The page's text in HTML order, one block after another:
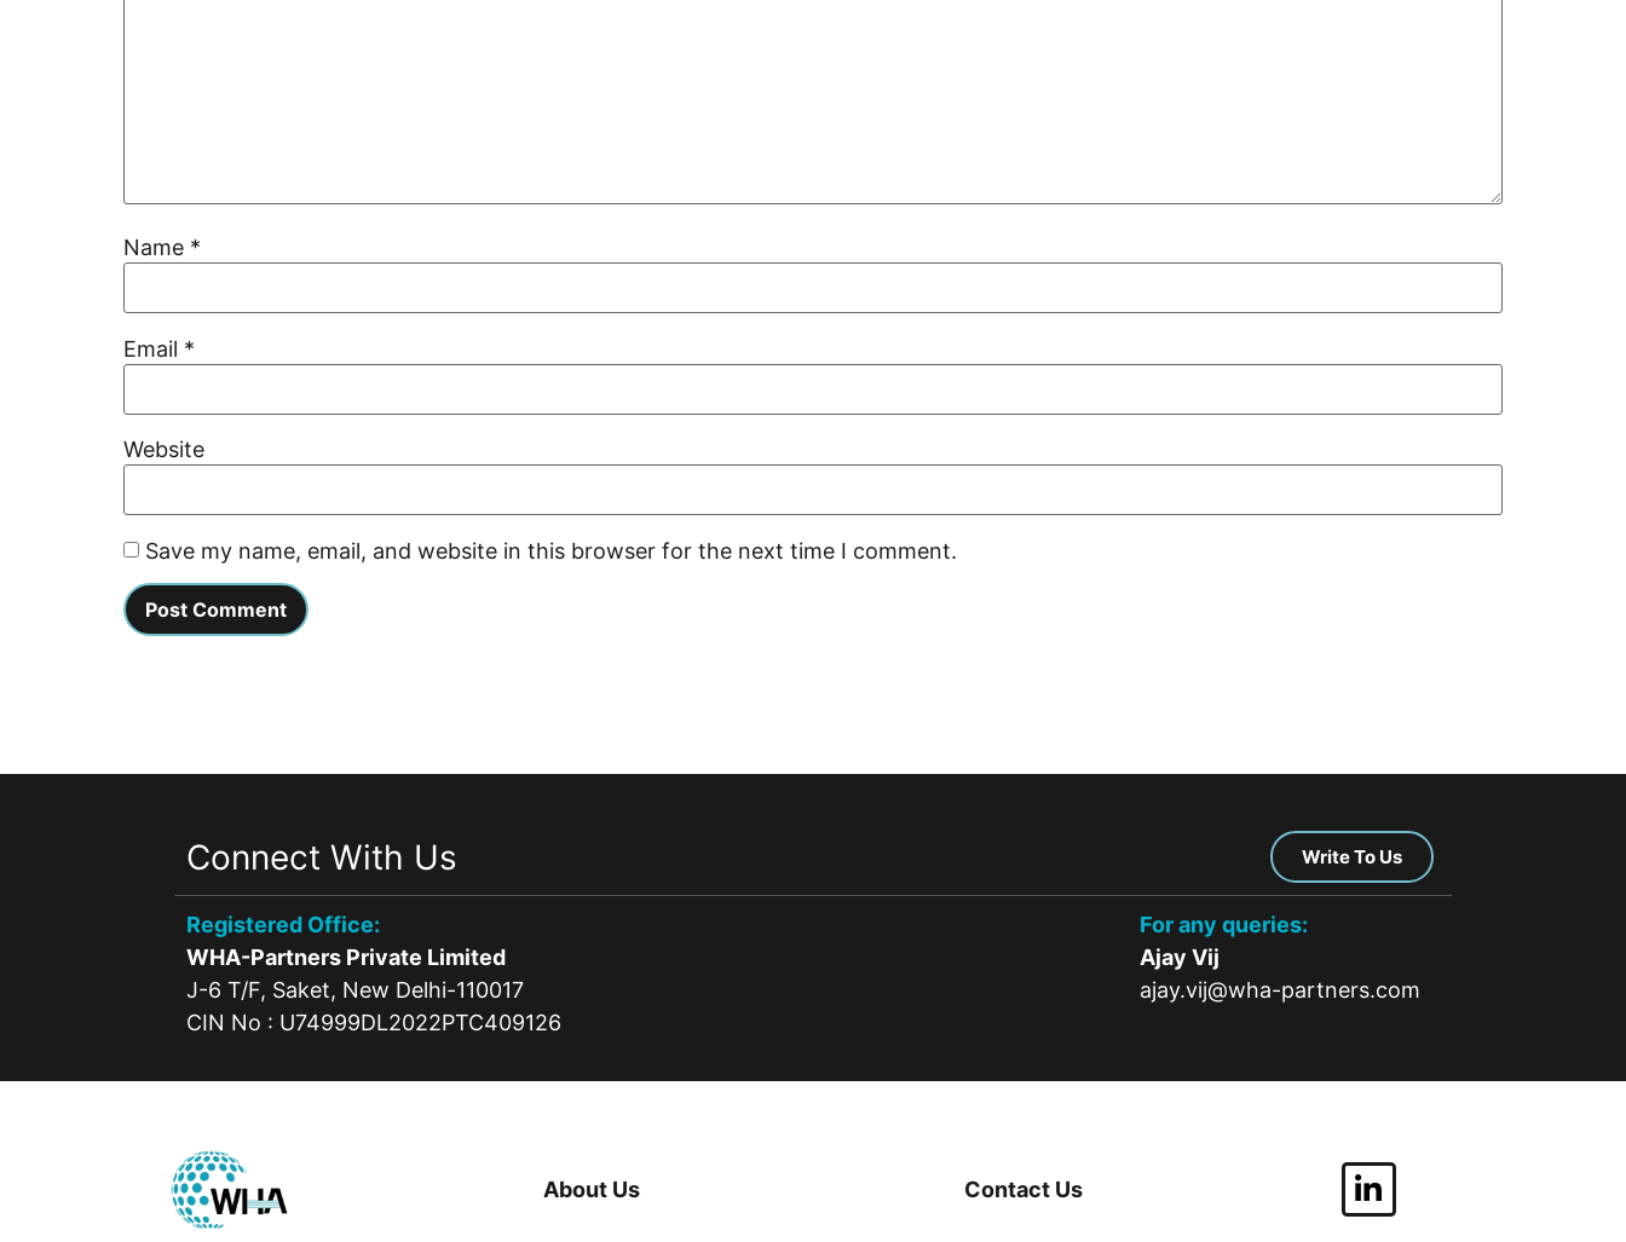
Name *
Email *
Website
Save my name, email, and website in this browser for the next time I comment.
Connect With Us Write To Us
Registered Office:
WHA-Partners Private Limited
J-6 T/F, Saket, New Delhi-110017
CIN No : U74999DL2022PTC409126
For any queries:
Ajay Vij
ajay.vij@wha-partners.com
About Us Contact Us